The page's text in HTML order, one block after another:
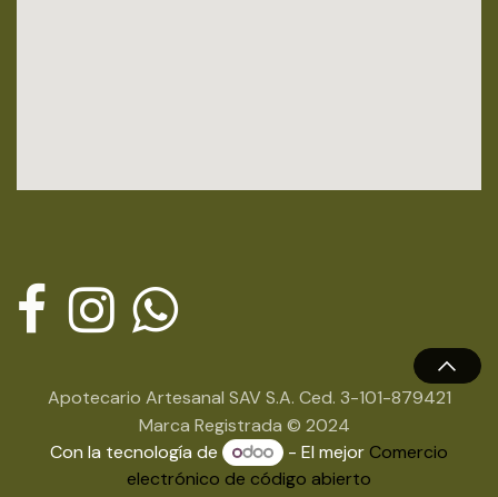
Apotecario Artesanal SAV S.A. Ced. 3-101-879421
Marca Registrada © 2024
Con la tecnología de
- El mejor Comercio
electrónico de código abierto